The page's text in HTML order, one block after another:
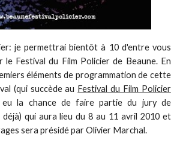
je permettrai bientôt à 10 d'entre vous
Festival du Film Policier de Beaune. En
éléments de programmation de cette
(qui succède au Festival du Film Policier
la chance de faire partie du jury de
déjà) qui aura lieu du 8 au 11 avril 2010 et
sera présidé par Olivier Marchal.